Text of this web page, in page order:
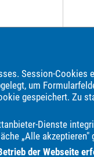
Session-
um
gespeichert. Zu
Dienste
„Alle akzeptieren"
der Webseite
und
Borgward Bürstner
KGM Kia
Nissan Opel
Volkswagen